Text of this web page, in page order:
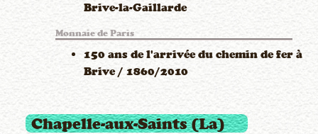
Brive-la-Gaillarde
Monnaie de Paris
150 ans de l'arrivée du chemin de fer à
Brive / 1860/2010
Chapelle-aux-Saints (La)